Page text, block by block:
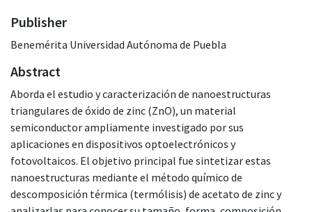
Publisher
Benemérita Universidad Autónoma de Puebla
Abstract
Aborda el estudio y caracterización de nanoestructuras
triangulares de óxido de zinc (ZnO), un material
semiconductor ampliamente investigado por sus
aplicaciones en dispositivos optoelectrónicos y
fotovoltaicos. El objetivo principal fue sintetizar estas
nanoestructuras mediante el método químico de
descomposición térmica (termólisis) de acetato de zinc y